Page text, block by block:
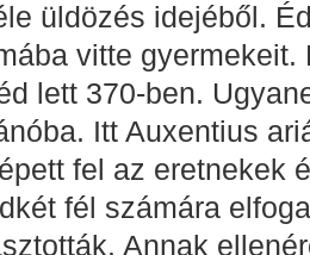
üldözés idejéből.
vitte gyermekeit.
lett 370-ben.
Itt Auxentius
fel az eretnekek
fél számára
Annak